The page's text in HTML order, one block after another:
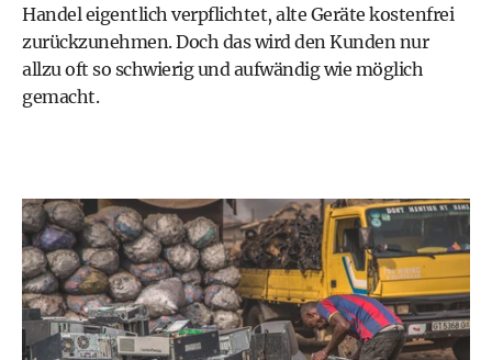
Handel eigentlich verpflichtet, alte Geräte kostenfrei
zurückzunehmen. Doch das wird den Kunden nur
allzu oft so schwierig und aufwändig wie möglich
gemacht.